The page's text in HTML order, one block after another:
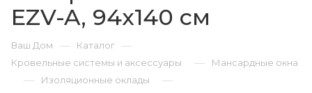
EZV-A, 94х140 см
Ваш Дом — Каталог —
Кровельные системы и аксессуары — Мансардные окна
— Изоляционные оклады —